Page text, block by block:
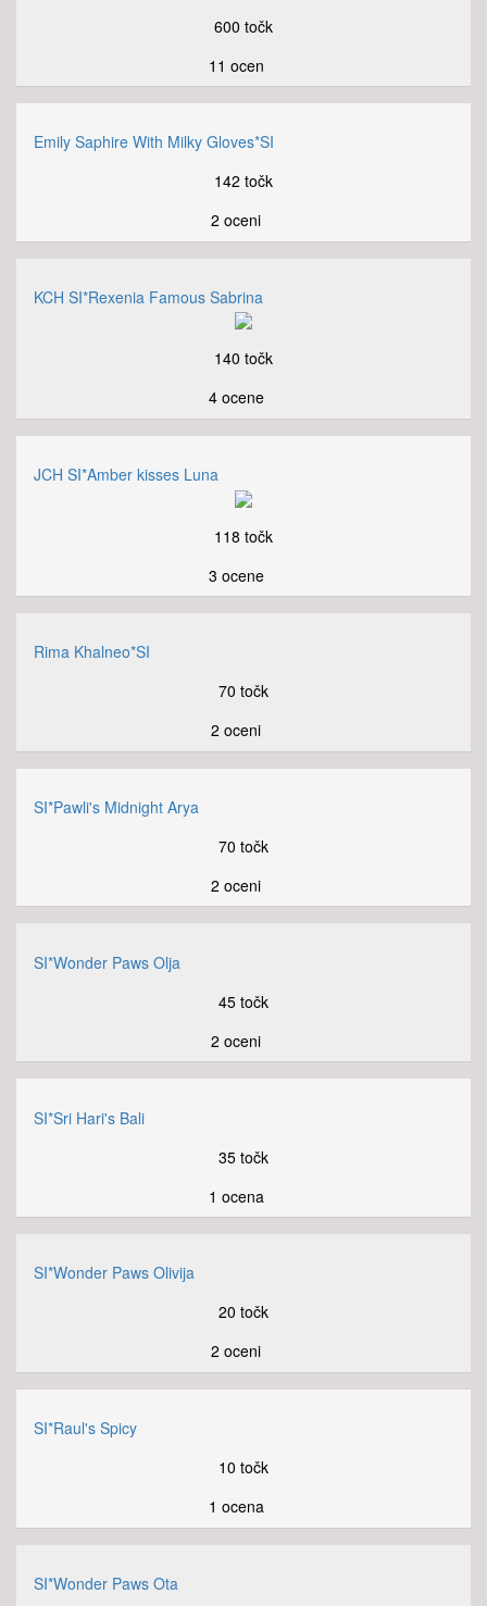
600 točk
11 ocen
Emily Saphire With Milky Gloves*SI
142 točk
2 oceni
KCH SI*Rexenia Famous Sabrina
140 točk
4 ocene
JCH SI*Amber kisses Luna
118 točk
3 ocene
Rima Khalneo*SI
70 točk
2 oceni
SI*Pawli's Midnight Arya
70 točk
2 oceni
SI*Wonder Paws Olja
45 točk
2 oceni
SI*Sri Hari's Bali
35 točk
1 ocena
SI*Wonder Paws Olivija
20 točk
2 oceni
SI*Raul's Spicy
10 točk
1 ocena
SI*Wonder Paws Ota